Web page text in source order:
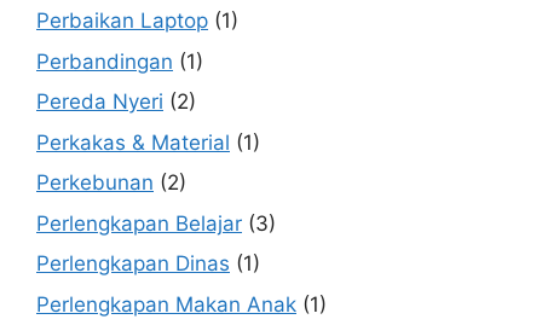
Perbaikan Laptop (1)
Perbandingan (1)
Pereda Nyeri (2)
Perkakas & Material (1)
Perkebunan (2)
Perlengkapan Belajar (3)
Perlengkapan Dinas (1)
Perlengkapan Makan Anak (1)